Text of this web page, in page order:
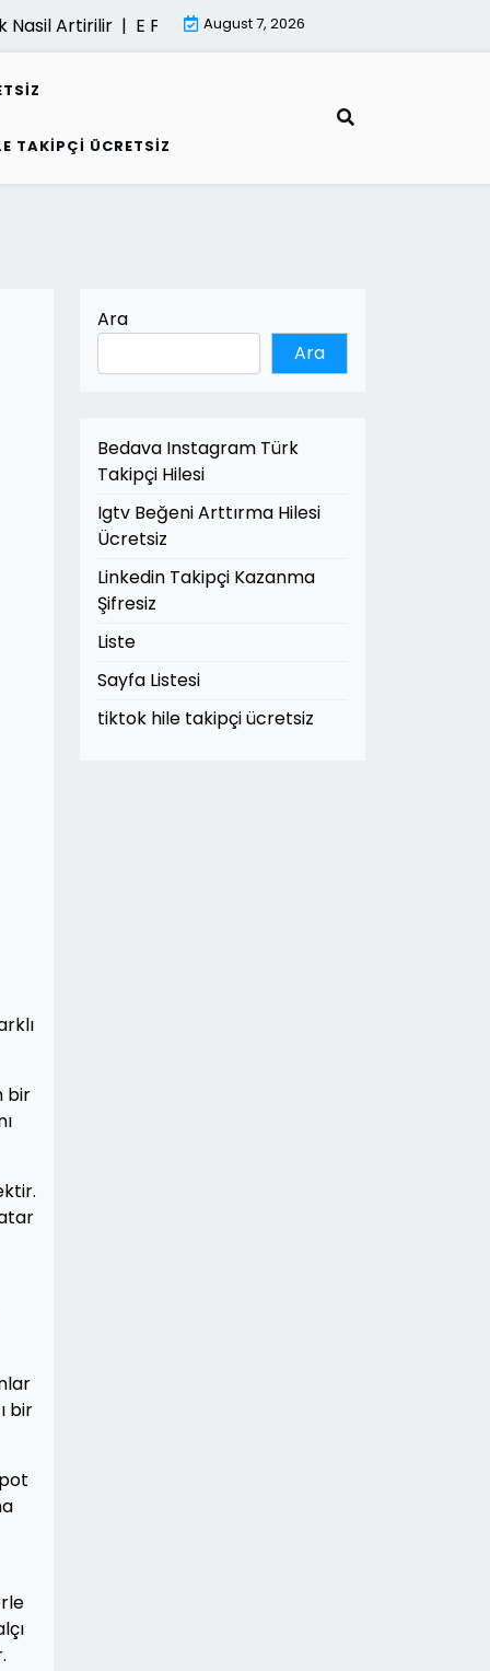
|E Fatura İle Kârlilik Nasil Artirilir |
August 7, 2026
TAKIPÇI ÜCRETSIZ
bir
bir
Ara
Ara
Bedava Instagram Türk
Takipçi Hilesi
Igtv Beğeni Arttırma Hilesi
Ücretsiz
Linkedin Takipçi Kazanma
Şifresiz
Liste
Sayfa Listesi
tiktok hile takipçi ücretsiz